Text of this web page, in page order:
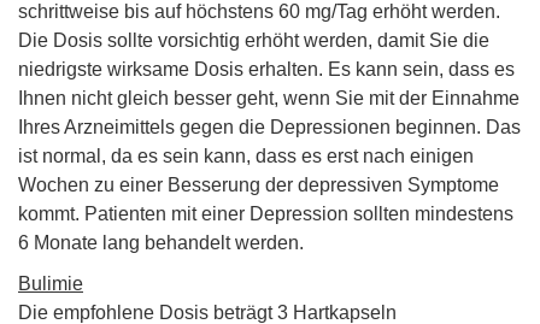
schrittweise bis auf höchstens 60 mg/Tag erhöht werden.
Die Dosis sollte vorsichtig erhöht werden, damit Sie die
niedrigste wirksame Dosis erhalten. Es kann sein, dass es
Ihnen nicht gleich besser geht, wenn Sie mit der Einnahme
Ihres Arzneimittels gegen die Depressionen beginnen. Das
ist normal, da es sein kann, dass es erst nach einigen
Wochen zu einer Besserung der depressiven Symptome
kommt. Patienten mit einer Depression sollten mindestens
6 Monate lang behandelt werden.
Bulimie
Die empfohlene Dosis beträgt 3 Hartkapseln